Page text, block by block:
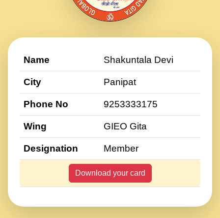
Name Shakuntala Devi
City Panipat
Phone No 9253333175
Wing GIEO Gita
Designation Member
Download your card